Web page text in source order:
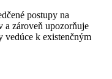
postupy na
a zároveň upozorňuje
vedúce k existenčným